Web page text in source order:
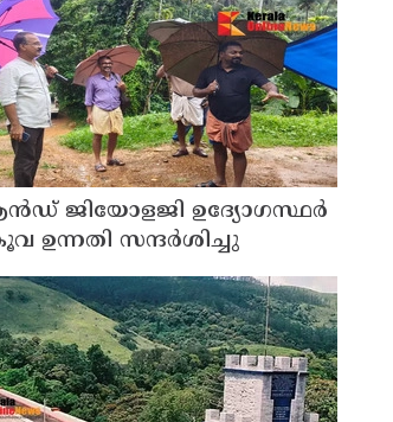
ജിയോളജി ഉദ്യോഗസ്ഥർ
ഉന്നതി സന്ദർശിച്ചു